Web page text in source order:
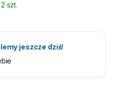
2 szt.
jeszcze dziś!